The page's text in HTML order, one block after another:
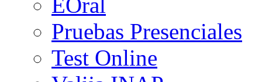
EOral
Pruebas Presenciales
Test Online